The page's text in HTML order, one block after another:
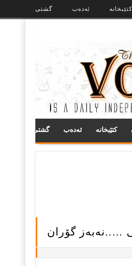
گشتی ئەدەب کتێبخانە
گشتی ئەدەب کتێبخانە
…..نه‌به‌ز گۆران